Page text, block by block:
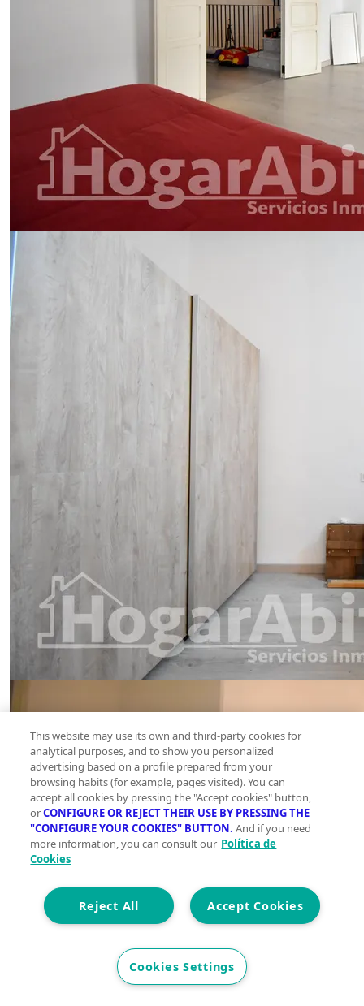
This website may use its own and third-party cookies for
analytical purposes, and to show you personalized
advertising based on a profile prepared from your
browsing habits (for example, pages visited). You can
accept all cookies by pressing the "Accept cookies" button,
orCONFIGURE OR REJECT THEIR USE BY PRESSING THE
"CONFIGURE YOUR COOKIES" BUTTON. And if you need
more information, you can consult our Política de
Cookies
Accept Cookies
Reject All
Cookies Settings